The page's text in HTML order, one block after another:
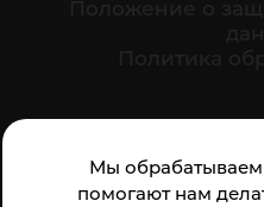
Мы
помогают нам